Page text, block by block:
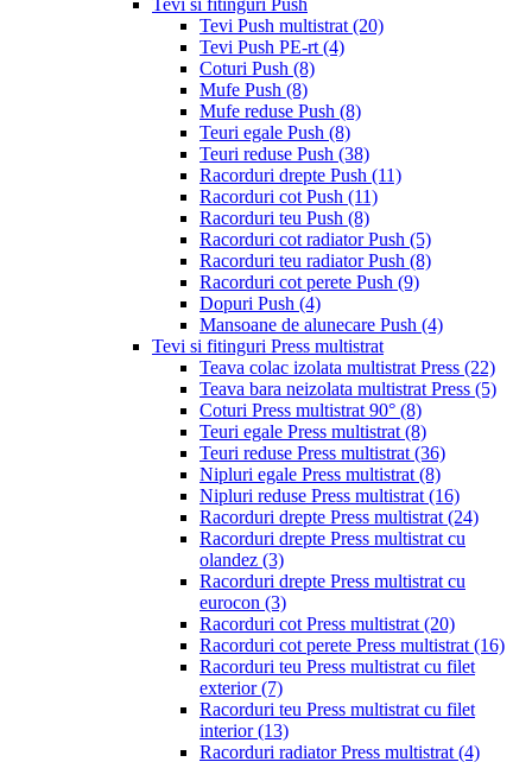
Tevi si fitinguri Push
Tevi Push multistrat (20)
Tevi Push PE-rt (4)
Coturi Push (8)
Mufe Push (8)
Mufe reduse Push (8)
Teuri egale Push (8)
Teuri reduse Push (38)
Racorduri drepte Push (11)
Racorduri cot Push (11)
Racorduri teu Push (8)
Racorduri cot radiator Push (5)
Racorduri teu radiator Push (8)
Racorduri cot perete Push (9)
Dopuri Push (4)
Mansoane de alunecare Push (4)
Tevi si fitinguri Press multistrat
Teava colac izolata multistrat Press (22)
Teava bara neizolata multistrat Press (5)
Coturi Press multistrat 90° (8)
Teuri egale Press multistrat (8)
Teuri reduse Press multistrat (36)
Nipluri egale Press multistrat (8)
Nipluri reduse Press multistrat (16)
Racorduri drepte Press multistrat (24)
Racorduri drepte Press multistrat cu
olandez (3)
Racorduri drepte Press multistrat cu
eurocon (3)
Racorduri cot Press multistrat (20)
Racorduri cot perete Press multistrat (16)
Racorduri teu Press multistrat cu filet
exterior(7)
Racorduri teu Press multistrat cu filet
interior(13)
Racorduri radiator Press multistrat (4)